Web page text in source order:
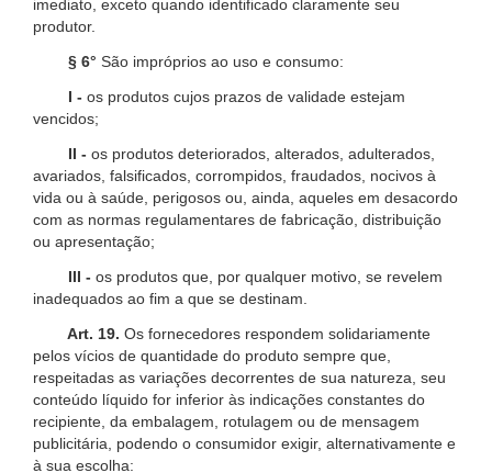
imediato, exceto quando identificado claramente seu
produtor.
§ 6° São impróprios ao uso e consumo:
I - os produtos cujos prazos de validade estejam
vencidos;
II - os produtos deteriorados, alterados, adulterados,
avariados, falsificados, corrompidos, fraudados, nocivos à
vida ou à saúde, perigosos ou, ainda, aqueles em desacordo
com as normas regulamentares de fabricação, distribuição
ou apresentação;
III - os produtos que, por qualquer motivo, se revelem
inadequados ao fim a que se destinam.
Art. 19. Os fornecedores respondem solidariamente
pelos vícios de quantidade do produto sempre que,
respeitadas as variações decorrentes de sua natureza, seu
conteúdo líquido for inferior às indicações constantes do
recipiente, da embalagem, rotulagem ou de mensagem
publicitária, podendo o consumidor exigir, alternativamente e
à sua escolha: